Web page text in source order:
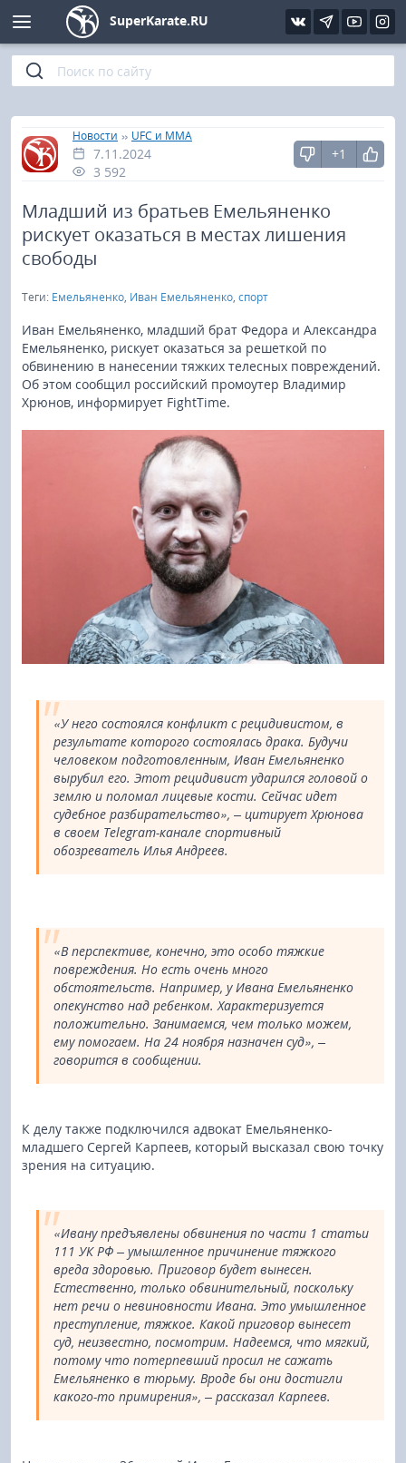
SuperKarate.RU
Главная
»
Новости » UFC и MMA
7.11.2024
3 592
+1
Младший из братьев Емельяненко
рискует оказаться в местах лишения
свободы
Теги: Емельяненко, Иван Емельяненко, спорт
Иван Емельяненко, младший брат Федора и Александра
Емельяненко, рискует оказаться за решеткой по
обвинению в нанесении тяжких телесных повреждений.
Об этом сообщил российский промоутер Владимир
Хрюнов, информирует FightTime.
«У него состоялся конфликт с рецидивистом, в
результате которого состоялась драка. Будучи
человеком подготовленным, Иван Емельяненко
вырубил его. Этот рецидивист ударился головой о
землю и поломал лицевые кости. Сейчас идет
судебное разбирательство», – цитирует Хрюнова
в своем Telegram-канале спортивный
обозреватель Илья Андреев.
«В перспективе, конечно, это особо тяжкие
повреждения. Но есть очень много
обстоятельств. Например, у Ивана Емельяненко
опекунство над ребенком. Характеризуется
положительно. Занимаемся, чем только можем,
ему помогаем. На 24 ноября назначен суд», –
говорится в сообщении.
К делу также подключился адвокат Емельяненко-
младшего Сергей Карпеев, который высказал свою точку
зрения на ситуацию.
«Ивану предъявлены обвинения по части 1 статьи
111 УК РФ – умышленное причинение тяжкого
вреда здоровью. Приговор будет вынесен.
Естественно, только обвинительный, поскольку
нет речи о невиновности Ивана. Это умышленное
преступление, тяжкое. Какой приговор вынесет
суд, неизвестно, посмотрим. Надеемся, что мягкий,
потому что потерпевший просил не сажать
Емельяненко в тюрьму. Вроде бы они достигли
какого-то примирения», – рассказал Карпеев.
Киокушинкай
Кёкусин (IFK)
Шинкиокушинкай
Кекусин-кан
Кикбоксинг и K-1
Бокс
UFC и MMA
Муай тай
Фото
Видео
Интервью
Статьи
Уроки каратэ
Файлы
Библиотека